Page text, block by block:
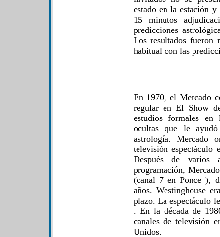
estado en la estación
15 minutos
predicciones
Los resultados fueron
habitual con las
En 1970, el Mercado
regular en El Show
estudios formales
ocultas que le
astrología. Mercado
televisión
Después de varios
programación,
(canal 7 en Ponce ),
años. Westinghouse
plazo. La espectáculo
. En la década de
canales de televisión
Unidos.